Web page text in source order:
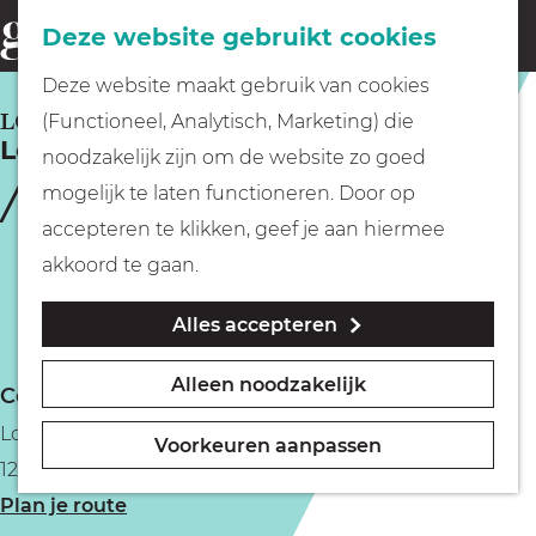
Deze website gebruikt cookies
Deze website maakt gebruik van cookies
(Functioneel, Analytisch, Marketing) die
noodzakelijk zijn om de website zo goed
mogelijk te laten functioneren. Door op
accepteren te klikken, geef je aan hiermee
akkoord te gaan.
Alles accepteren
Alleen noodzakelijk
Voorkeuren aanpassen
G
a
n
a
o
m
e
p
Fietsen
Wandelen
Geocachen
Naar het museum
o
e
k
e
n
Loenderveense Plas
LOOSDRECHT
Contact
Loenderveense Plas
1231 Loosdrecht
Plan je routen